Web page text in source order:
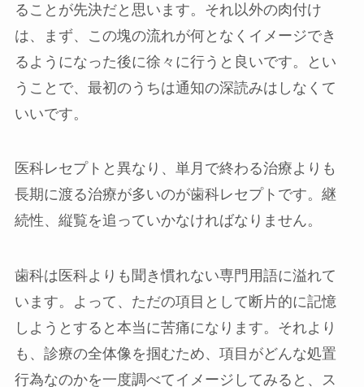
ることが先決だと思います。それ以外の肉付け
は、まず、この塊の流れが何となくイメージでき
るようになった後に徐々に行うと良いです。とい
うことで、最初のうちは通知の深読みはしなくて
いいです。
医科レセプトと異なり、単月で終わる治療よりも
長期に渡る治療が多いのが歯科レセプトです。継
続性、縦覧を追っていかなければなりません。
歯科は医科よりも聞き慣れない専門用語に溢れて
います。よって、ただの項目として断片的に記憶
しようとすると本当に苦痛になります。それより
も、診療の全体像を掴むため、項目がどんな処置
行為なのかを一度調べてイメージしてみると、ス